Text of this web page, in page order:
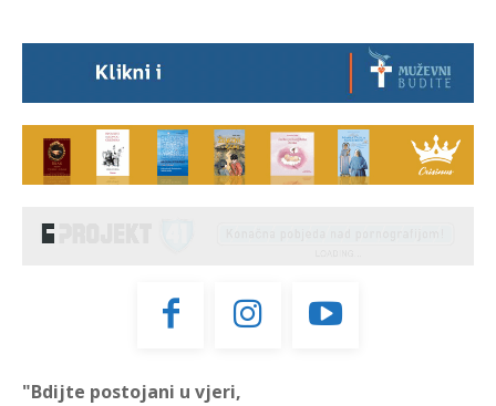
"Bdijte postojani u vjeri,